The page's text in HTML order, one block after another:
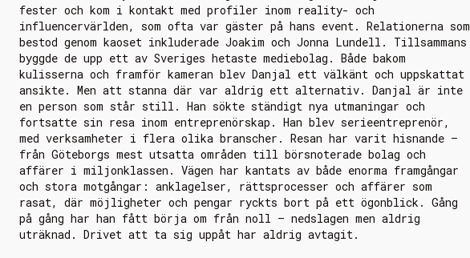
fester och kom i kontakt med profiler inom reality- och
influencervärlden, som ofta var gäster på hans event. Relationerna som
bestod genom kaoset inkluderade Joakim och Jonna Lundell. Tillsammans
byggde de upp ett av Sveriges hetaste mediebolag. Både bakom
kulisserna och framför kameran blev Danjal ett välkänt och uppskattat
ansikte. Men att stanna där var aldrig ett alternativ. Danjal är inte
en person som står still. Han sökte ständigt nya utmaningar och
fortsatte sin resa inom entreprenörskap. Han blev serieentreprenör,
med verksamheter i flera olika branscher. Resan har varit hisnande –
från Göteborgs mest utsatta områden till börsnoterade bolag och
affärer i miljonklassen. Vägen har kantats av både enorma framgångar
och stora motgångar: anklagelser, rättsprocesser och affärer som
rasat, där möjligheter och pengar ryckts bort på ett ögonblick. Gång
på gång har han fått börja om från noll – nedslagen men aldrig
uträknad. Drivet att ta sig uppåt har aldrig avtagit.